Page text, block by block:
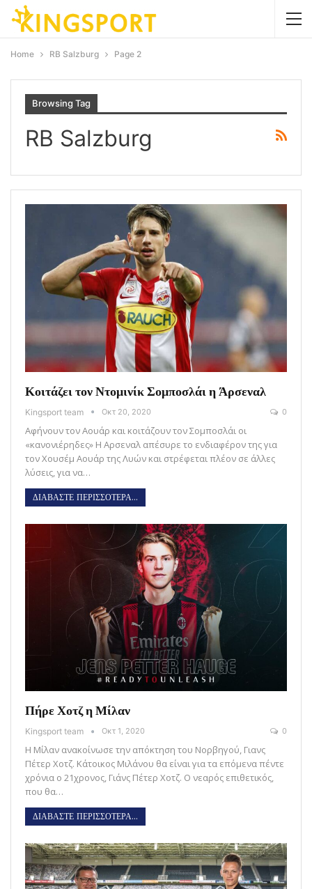
Home RB Salzburg Page 2
Browsing Tag
RB Salzburg
Κοιτάζει τον Ντομινίκ Σομποσλάι η Άρσεναλ
Kingsport team Οκτ 20, 2020 0
Αφήνουν τον Αουάρ και κοιτάζουν τον Σομποσλάι οι
«κανονιέρηδες» Η Αρσεναλ απέσυρε το ενδιαφέρον της για
τον Χουσέμ Αουάρ της Λυών και στρέφεται πλέον σε άλλες
λύσεις, για να…
ΔΙΑΒΑΣΤΕ ΠΕΡΙΣΣΟΤΕΡΑ...
Πήρε Χοτζ η Μίλαν
Kingsport team Οκτ 1, 2020 0
Η Μίλαν ανακοίνωσε την απόκτηση του Νορβηγού, Γιανς
Πέτερ Χοτζ. Κάτοικος Μιλάνου θα είναι για τα επόμενα πέντε
χρόνια ο 21χρονος, Γιάνς Πέτερ Χοτζ. Ο νεαρός επιθετικός,
που θα…
ΔΙΑΒΑΣΤΕ ΠΕΡΙΣΣΟΤΕΡΑ...